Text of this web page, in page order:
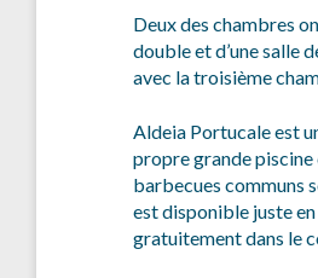
Deux des chambres
double et d’une salle
avec la troisième
Aldeia Portucale est
propre grande piscine
barbecues communs
est disponible juste
gratuitement dans le